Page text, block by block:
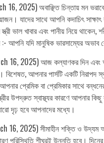
অবাঞ্ছিত চিন্তায় মন
যাদের সাথে আপনি কদাচিৎ
খাবার এবং পানীয় নিয়ে
যদি মানুষিক ভারসাম্যের অভাব
2025) আজ কল্যাণকর দিন এবং
আপনার পার্সটি একটি
প্রেমিক বা প্রেমিকার সাথে
উপদ্রুত স্বাস্থ্যর কারণে আপনার
দৃঢ় হবে আপনাদের মধ্যে।
2025) সীমাহীন শক্তি ও উদ্যম
পরিস্থিতি শীঘ্রই উন্নতি হবে।